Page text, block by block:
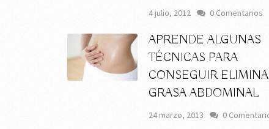
4 julio, 2012 0 Comentarios
APRENDE ALGUNAS
TÉCNICAS PARA
CONSEGUIR
GRASA ABDOMINAL
24 marzo, 2013 0